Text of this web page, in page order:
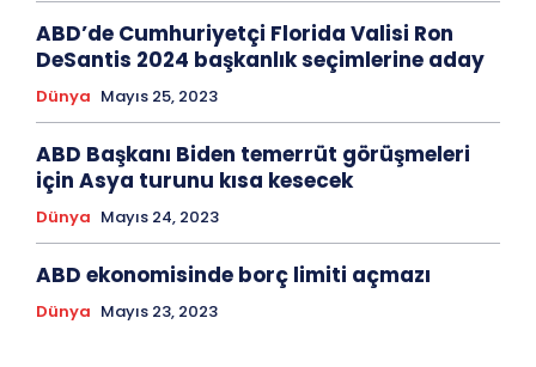
ABD’de Cumhuriyetçi Florida Valisi Ron
DeSantis 2024 başkanlık seçimlerine aday
Dünya Mayıs 25, 2023
ABD Başkanı Biden temerrüt görüşmeleri
için Asya turunu kısa kesecek
Dünya Mayıs 24, 2023
ABD ekonomisinde borç limiti açmazı
Dünya Mayıs 23, 2023